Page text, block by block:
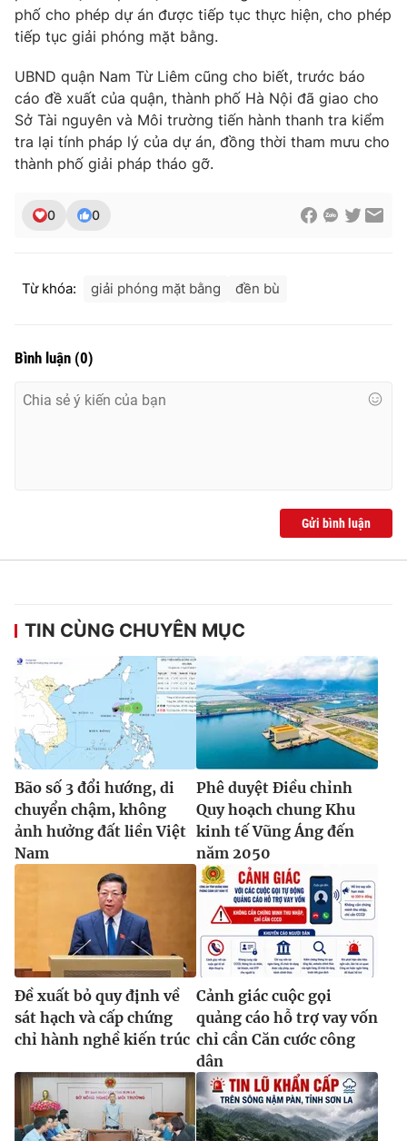
THỜI BÁO VTV
Theo dõi báo trên
Cơ quan chủ quản:
Giấy phép hoạt động báo in và báo điện tử số 483/GP-BTTTT
cấp ngày 29/12/2023
Nguyễn Trọng Ninh
Tổng đài VTV:024.38 355 931 - 024.38 355 932
® Cấm sao chép dưới mọi hình thức nếu không có sự chấp
thuận bằng văn bản. Ghi rõ nguồn VTV.vn khi phát hành lại
thông tin từ website này.
phố cho phép dự án được tiếp tục thực hiện, cho phép
tiếp tục giải phóng mặt bằng.
UBND quận Nam Từ Liêm cũng cho biết, trước báo
cáo đề xuất của quận, thành phố Hà Nội đã giao cho
Sở Tài nguyên và Môi trường tiến hành thanh tra kiểm
tra lại tính pháp lý của dự án, đồng thời tham mưu cho
thành phố giải pháp tháo gỡ.
0 0
Từ khóa: giải phóng mặt bằng đền bù
Bình luận (0)
Gửi bình luận
TIN CÙNG CHUYÊN MỤC
Bão số 3 đổi hướng, di
chuyển chậm, không
ảnh hưởng đất liền Việt
Nam
Phê duyệt Điều chỉnh
Quy hoạch chung Khu
kinh tế Vũng Áng đến
năm 2050
Đề xuất bỏ quy định về
sát hạch và cấp chứng
chỉ hành nghề kiến trúc
Cảnh giác cuộc gọi
quảng cáo hỗ trợ vay vốn
chỉ cần Căn cước công
dân